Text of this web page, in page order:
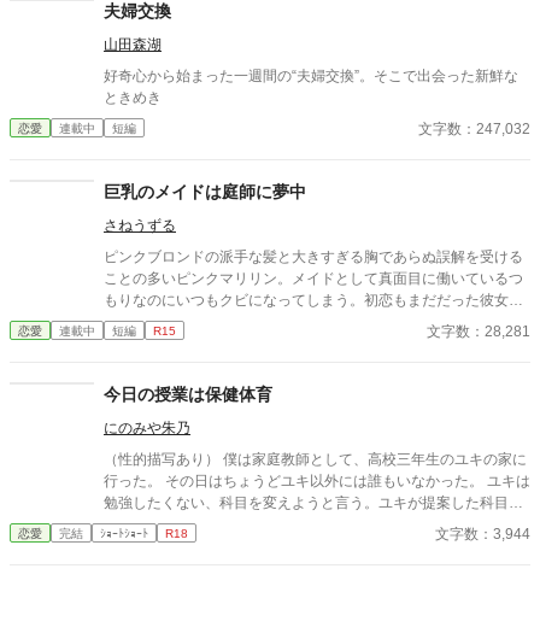
夫婦交換
山田森湖
好奇心から始まった一週間の“夫婦交換”。そこで出会った新鮮な
ときめき
恋愛 連載中 短編 文字数：247,032
巨乳のメイドは庭師に夢中
さねうずる
ピンクブロンドの派手な髪と大きすぎる胸であらぬ誤解を受ける
ことの多いピンクマリリン。メイドとして真面目に働いているつ
もりなのにいつもクビになってしまう。初恋もまだだった彼女が
やっとの思いで雇ってもらえたお屋敷にいたのは、大きくて無口
な庭師のエバンスさん。彼のことが気になる彼女は、、、、
恋愛 連載中 短編 R15 文字数：28,281
今日の授業は保健体育
にのみや朱乃
（性的描写あり） 僕は家庭教師として、高校三年生のユキの家に
行った。 その日はちょうどユキ以外には誰もいなかった。 ユキは
勉強したくない、科目を変えようと言う。ユキが提案した科目と
は。
恋愛 完結 ｼｮｰﾄｼｮｰﾄ R18 文字数：3,944